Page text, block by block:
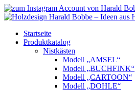
Startseite
Produktkatalog
Nistkästen
Modell „AMSEL“
Modell „BUCHFINK“
Modell „CARTOON“
Modell „DOHLE“